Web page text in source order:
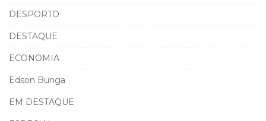
DESPORTO
DESTAQUE
ECONOMIA
Edson Bunga
EM DESTAQUE